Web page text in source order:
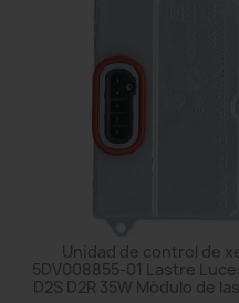
Unidad de control de
5DV008855-01 Lastre
D2S D2R 35W Módulo de